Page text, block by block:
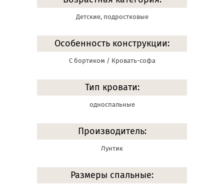
Детские, подростковые
Особенность конструкции:
С бортиком / Кровать-софа
Тип кровати:
односпальные
Производитель:
Лунтик
Размеры спальные: